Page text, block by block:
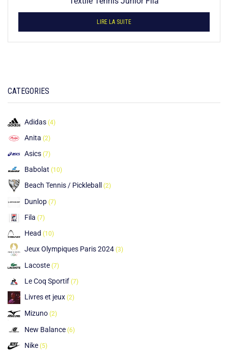
LIRE LA SUITE
CATEGORIES
Adidas (4)
Anita (2)
Asics (7)
Babolat (10)
Beach Tennis / Pickleball (2)
Dunlop (7)
Fila (7)
Head (10)
Jeux Olympiques Paris 2024 (3)
Lacoste (7)
Le Coq Sportif (7)
Livres et jeux (2)
Mizuno (2)
New Balance (6)
Nike (5)